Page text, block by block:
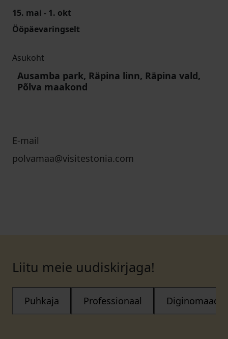
15. mai - 1. okt
Ööpäevaringselt
Asukoht
Ausamba park, Räpina linn, Räpina vald,
Põlva maakond
E-mail
polvamaa@visitestonia.com
Liitu meie uudiskirjaga!
Puhkaja Professionaal Diginomaad